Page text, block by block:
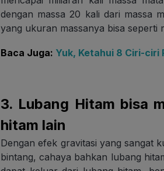
dengan massa 20 kali dari massa
yang ukuran massanya bisa seperti
Baca Juga: Yuk, Ketahui 8 Ciri-ciri
3. Lubang Hitam bisa
hitam lain
Dengan efek gravitasi yang sangat
bintang, cahaya bahkan lubang